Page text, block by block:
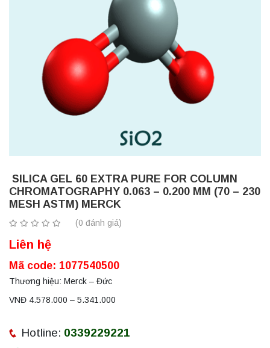
SILICA GEL 60 EXTRA PURE FOR COLUMN
CHROMATOGRAPHY 0.063 – 0.200 MM (70 – 230
MESH ASTM) MERCK
(0 đánh giá)
Liên hệ
Mã code: 1077540500
Thương hiệu: Merck – Đức
VNĐ 4.578.000 – 5.341.000
Hotline: 0339229221